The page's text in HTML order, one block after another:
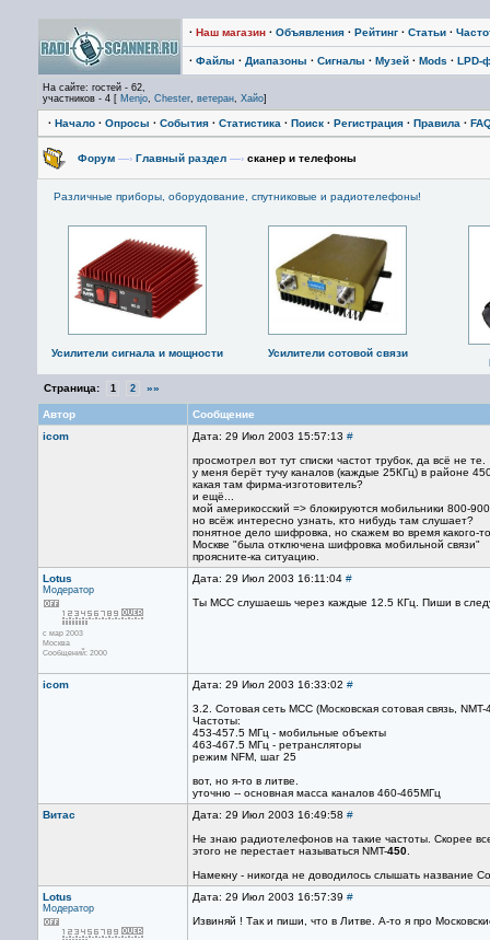
· Наш магазин · Объявления · Рейтинг · Статьи ·
· Файлы · Диапазоны · Сигналы · Музей · Mods · LPD-
На сайте: гостей - 62,
участников - 4 [ Menjo, Chester, ветеран, Хайо]
· Начало · Опросы · События · Статистика · Поиск · Регистрация · Правила ·
Форум —› Главный раздел —› сканер и телефоны
Различные приборы, оборудование, спутниковые и радиотелефоны!
Усилители сигнала и мощности
Усилители сотовой связи
Страница: 1 2 »»
Автор
Сообщение
icom
Дата: 29 Июл 2003 15:57:13 #
просмотрел вот тут списки частот трубок, да всё не те.
у меня берёт тучу каналов (каждые 25КГц) в районе
какая там фирма-изготовитель?
и ещё...
мой америкосский => блокируются мобильники 800-
но всёж интересно узнать, кто нибудь там слушает?
понятное дело шифровка, но скажем во время какого-
Москве "была отключена шифровка мобильной связи"
проясните-ка ситуацию.
Lotus
Модератор
с мар 2003
Москва
Сообщений: 2000
Дата: 29 Июл 2003 16:11:04 #
Ты МСС слушаешь через каждые 12.5 КГц. Пиши в
icom Дата: 29 Июл 2003 16:33:02 #
3.2. Сотовая сеть МСС (Московская сотовая связь, NMT-
Частоты:
453-457.5 МГц - мобильные объекты
463-467.5 МГц - ретрансляторы
режим NFM, шаг 25
вот, но я-то в литве.
уточню -- основная масса каналов 460-465МГц
Витас
Дата: 29 Июл 2003 16:49:58 #
Не знаю радиотелефонов на такие частоты. Скорее
этого не перестает называться NMT-450
Намекну - никогда не доводилось слышать название
Lotus
Модератор
Дата: 29 Июл 2003 16:57:39 #
Извиняй ! Так и пиши, что в Литве. А-то я про